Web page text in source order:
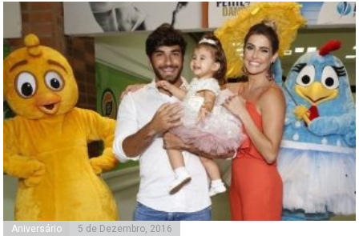
Aniversário 5 de Dezembro, 2016